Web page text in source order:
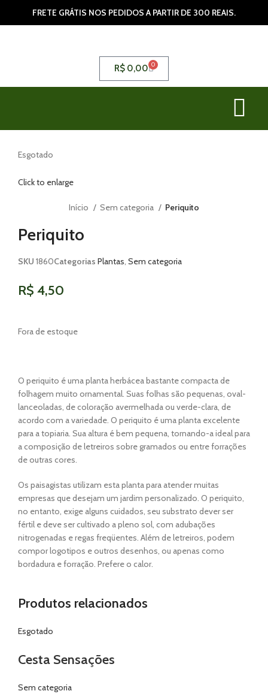
FRETE GRÁTIS NOS PEDIDOS A PARTIR DE 300 REAIS.
R$ 0,00 0
Esgotado
Click to enlarge
Início Sem categoria Periquito
Periquito
SKU 1860Categorias Plantas Sem categoria
R$ 4,50
Fora de estoque
O periquito é uma planta herbácea bastante compacta de
folhagem muito ornamental. Suas folhas são pequenas, oval-
lanceoladas, de coloração avermelhada ou verde-clara, de
acordo com a variedade. O periquito é uma planta excelente
para a topiaria. Sua altura é bem pequena, tornando-a ideal para
a composição de letreiros sobre gramados ou entre forrações
de outras cores.
Os paisagistas utilizam esta planta para atender muitas
empresas que desejam um jardim personalizado. O periquito,
no entanto, exige alguns cuidados, seu substrato dever ser
fértil e deve ser cultivado a pleno sol, com adubações
nitrogenadas e regas freqüentes. Além de letreiros, podem
compor logotipos e outros desenhos, ou apenas como
bordadura e forração. Prefere o calor.
Produtos relacionados
Esgotado
Cesta Sensações
Sem categoria